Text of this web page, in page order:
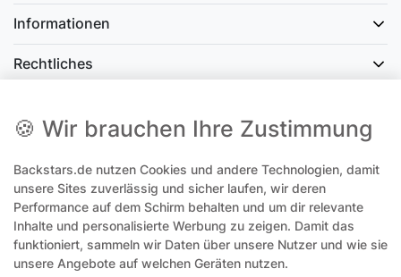
Informationen
Rechtliches
office@backstars.de
Wir antworten Ihnen schnellstmöglich. An Sonn- und Feiertagen kann
es evtl. zu Verzögerungen kommen.
07306 306239¹
🍪 Wir brauchen Ihre Zustimmung
Backstars.de nutzen Cookies und andere Technologien, damit
unsere Sites zuverlässig und sicher laufen, wir deren
Performance auf dem Schirm behalten und um dir relevante
Inhalte und personalisierte Werbung zu zeigen. Damit das
funktioniert, sammeln wir Daten über unsere Nutzer und wie sie
unsere Angebote auf welchen Geräten nutzen.